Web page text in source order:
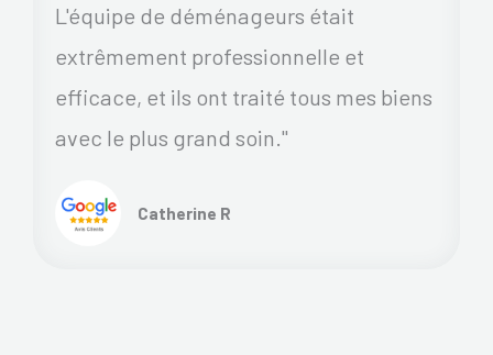
L'équipe de déménageurs était
extrêmement professionnelle et
efficace, et ils ont traité tous mes biens
avec le plus grand soin."
Catherine R